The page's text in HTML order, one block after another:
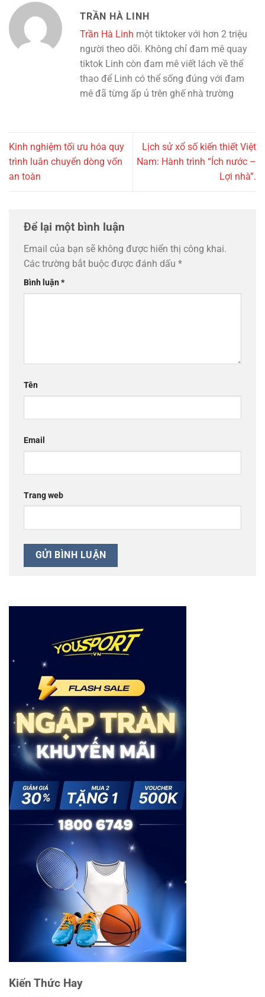
TRẦN HÀ LINH
Trần Hà Linh một tiktoker với hơn 2 triệu
người theo dõi. Không chỉ đam mê quay
tiktok Linh còn đam mê viết lách về thể
thao để Linh có thể sống đúng với đam
mê đã từng ấp ủ trên ghế nhà trường
Kinh nghiệm tối ưu hóa quy
trình luân chuyển dòng vốn
an toàn
Lịch sử xổ số kiến thiết Việt
Nam: Hành trình “Ích nước –
Lợi nhà”.
Để lại một bình luận
Email của bạn sẽ không được hiển thị công khai.
Các trường bắt buộc được đánh dấu *
Bình luận*
Tên
Email
Trang web
Kiến Thức Hay